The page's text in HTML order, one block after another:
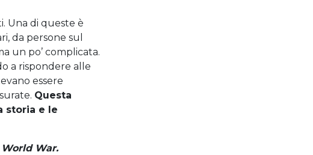
Una di queste è
da persone sul
un po’ complicata.
a rispondere alle
essere
Questa
storia e le
War.